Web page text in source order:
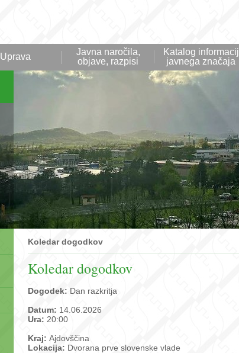
Uprava
Javna naročila,
objave, razpisi
Katalog informacij
javnega značaja
Koledar dogodkov
Koledar dogodkov
Dogodek: Dan razkritja
Datum: 14.06.2026
Ura: 20:00
Kraj: Ajdovščina
Lokacija: Dvorana prve slovenske vlade